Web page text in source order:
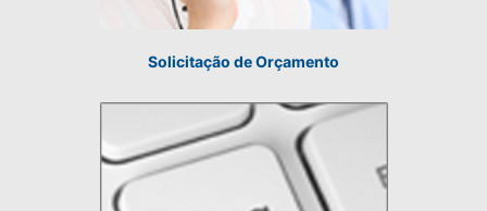
Solicitação de Orçamento